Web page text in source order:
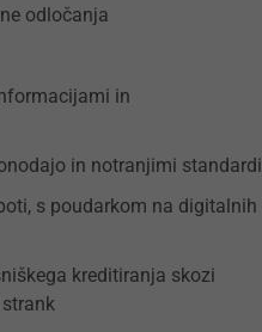
odločanja
in
in notranjimi standardi
s poudarkom na digitalnih
kreditiranja skozi